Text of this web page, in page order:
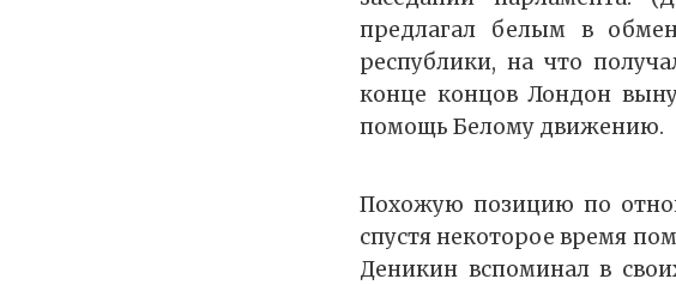
предлагал белым в
республики, на что
конце концов Лондон
помощь Белому движению.
Похожую позицию по
спустя некоторое время
Деникин вспоминал в